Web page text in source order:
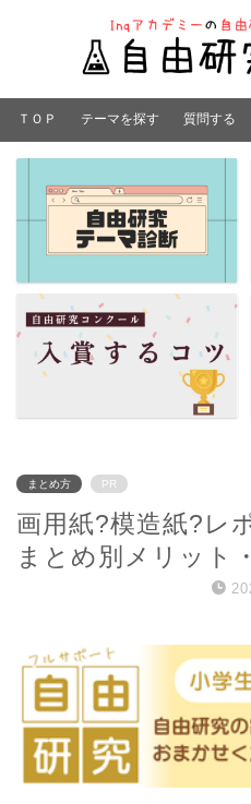
ＴＯＰ テーマを探す 質問する
まとめ方 PR
画用紙?模造紙?レ
まとめ別メリット